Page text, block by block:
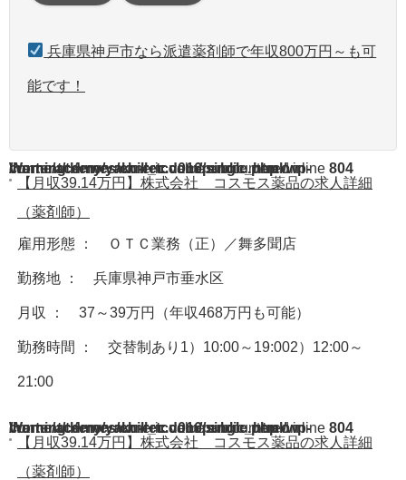
兵庫県神戸市なら派遣薬剤師で年収800万円～も可
能です！
Warning: A non-numeric value encountered in
/home/acdmy/yaku-rec.com/public_html/wp-content/themes/chill_tcd016/single.phpon line 804
【月収39.14万円】株式会社 コスモス薬品の求人詳細
（薬剤師）
雇用形態 ： ＯＴＣ業務（正）／舞多聞店
勤務地 ： 兵庫県神戸市垂水区
月収 ： 37～39万円（年収468万円も可能）
勤務時間 ： 交替制あり1）10:00～19:002）12:00～
21:00
Warning: A non-numeric value encountered in
/home/acdmy/yaku-rec.com/public_html/wp-content/themes/chill_tcd016/single.phpon line 804
【月収39.14万円】株式会社 コスモス薬品の求人詳細
（薬剤師）